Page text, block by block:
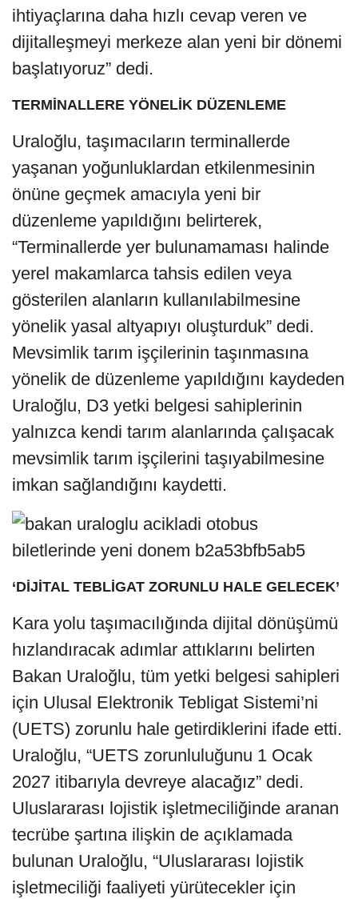
ihtiyaçlarına daha hızlı cevap veren ve
dijitalleşmeyi merkeze alan yeni bir dönemi
başlatıyoruz” dedi.
TERMİNALLERE YÖNELİK DÜZENLEME
Uraloğlu, taşımacıların terminallerde
yaşanan yoğunluklardan etkilenmesinin
önüne geçmek amacıyla yeni bir
düzenleme yapıldığını belirterek,
“Terminallerde yer bulunamaması halinde
yerel makamlarca tahsis edilen veya
gösterilen alanların kullanılabilmesine
yönelik yasal altyapıyı oluşturduk” dedi.
Mevsimlik tarım işçilerinin taşınmasına
yönelik de düzenleme yapıldığını kaydeden
Uraloğlu, D3 yetki belgesi sahiplerinin
yalnızca kendi tarım alanlarında çalışacak
mevsimlik tarım işçilerini taşıyabilmesine
imkan sağlandığını kaydetti.
‘DİJİTAL TEBLİGAT ZORUNLU HALE GELECEK’
Kara yolu taşımacılığında dijital dönüşümü
hızlandıracak adımlar attıklarını belirten
Bakan Uraloğlu, tüm yetki belgesi sahipleri
için Ulusal Elektronik Tebligat Sistemi’ni
(UETS) zorunlu hale getirdiklerini ifade etti.
Uraloğlu, “UETS zorunluluğunu 1 Ocak
2027 itibarıyla devreye alacağız” dedi.
Uluslararası lojistik işletmeciliğinde aranan
tecrübe şartına ilişkin de açıklamada
bulunan Uraloğlu, “Uluslararası lojistik
işletmeciliği faaliyeti yürütecekler için